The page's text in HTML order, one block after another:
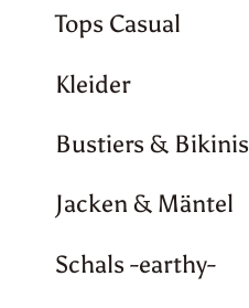
Tops Casual
Kleider
Bustiers & Bikinis
Jacken & Mäntel
Schals -earthy-